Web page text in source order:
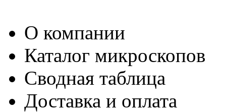
О компании
Каталог микроскопов
Сводная таблица
Доставка и оплата